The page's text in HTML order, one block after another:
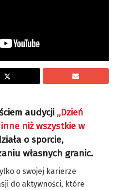
audycji „Dzień
niż wszystkie w
o sporcie,
własnych granic.
o swojej karierze
do aktywności, które